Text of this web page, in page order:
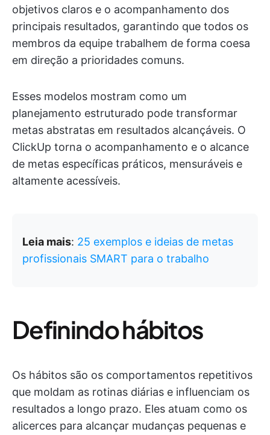
objetivos claros e o acompanhamento dos
principais resultados, garantindo que todos os
membros da equipe trabalhem de forma coesa
em direção a prioridades comuns.
Esses modelos mostram como um
planejamento estruturado pode transformar
metas abstratas em resultados alcançáveis. O
ClickUp torna o acompanhamento e o alcance
de metas específicas práticos, mensuráveis e
altamente acessíveis.
Leia mais: 25 exemplos e ideias de metas
profissionais SMART para o trabalho
Definindo hábitos
Os hábitos são os comportamentos repetitivos
que moldam as rotinas diárias e influenciam os
resultados a longo prazo. Eles atuam como os
alicerces para alcançar mudanças pequenas e